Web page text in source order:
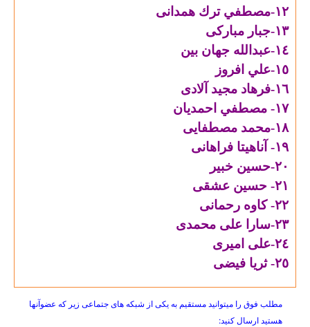
١٢-مصطفي ترك همدانی
١٣-جبار مباركی
١٤-عبدالله جهان بين
١٥-علي افروز
١٦-فرهاد مجيد آلادی
١٧- مصطفي احمديان
١٨-محمد مصطفايی
١٩- آناهيتا فراهانی
٢٠-حسين خبير
٢١- حسين عشقی
٢٢- كاوه رحمانی
٢٣-سارا علی محمدی
٢٤-علی اميری
٢٥- ثريا فيضی
مطلب فوق را میتوانید مستقیم به یکی از شبکه های جتماعی زیر که عضوآنها
هستید ارسال کنید: